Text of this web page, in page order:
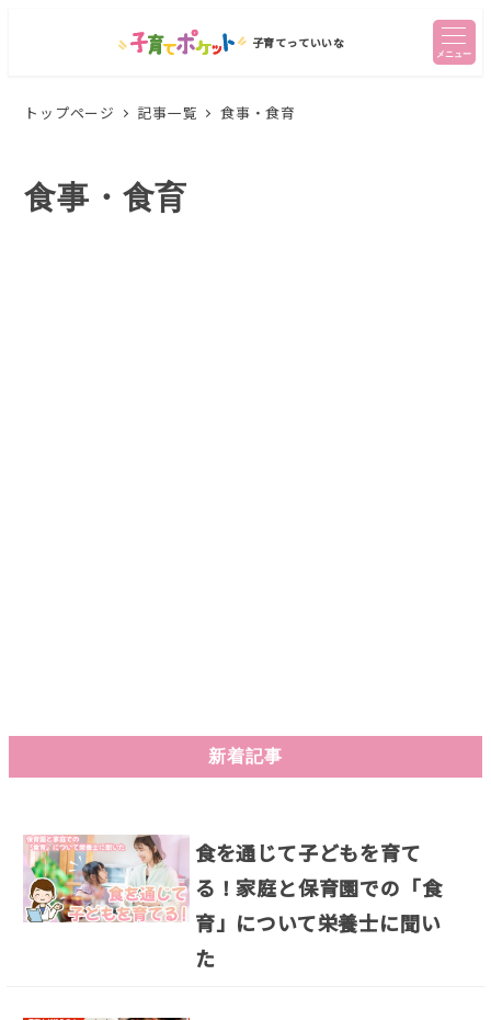
子育てっていいな
メニュー
トップページ 記事一覧 食事・食育
食事・食育
新着記事
食を通じて子どもを育て
る！家庭と保育園での「食
育」について栄養士に聞い
た